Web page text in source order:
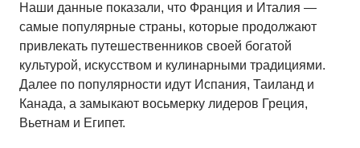
Наши данные показали, что Франция и Италия —
самые популярные страны, которые продолжают
привлекать путешественников своей богатой
культурой, искусством и кулинарными традициями.
Далее по популярности идут Испания, Таиланд и
Канада, а замыкают восьмерку лидеров Греция,
Вьетнам и Египет.